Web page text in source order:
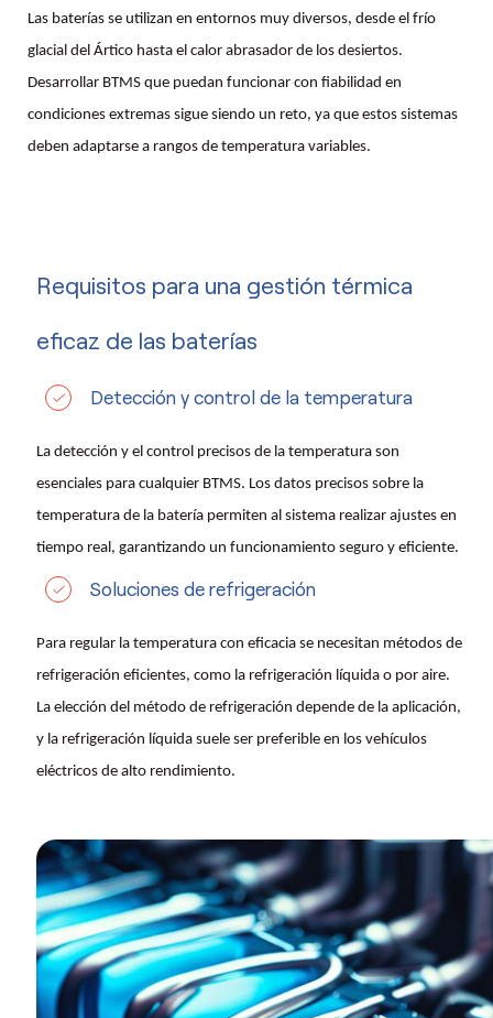
Las baterías se utilizan en entornos muy diversos, desde el frío
glacial del Ártico hasta el calor abrasador de los desiertos.
Desarrollar BTMS que puedan funcionar con fiabilidad en
condiciones extremas sigue siendo un reto, ya que estos sistemas
deben adaptarse a rangos de temperatura variables.
Requisitos para una gestión térmica
eficaz de las baterías
Detección y control de la temperatura
La detección y el control precisos de la temperatura son
esenciales para cualquier BTMS. Los datos precisos sobre la
temperatura de la batería permiten al sistema realizar ajustes en
tiempo real, garantizando un funcionamiento seguro y eficiente.
Soluciones de refrigeración
Para regular la temperatura con eficacia se necesitan métodos de
refrigeración eficientes, como la refrigeración líquida o por aire.
La elección del método de refrigeración depende de la aplicación,
y la refrigeración líquida suele ser preferible en los vehículos
eléctricos de alto rendimiento.